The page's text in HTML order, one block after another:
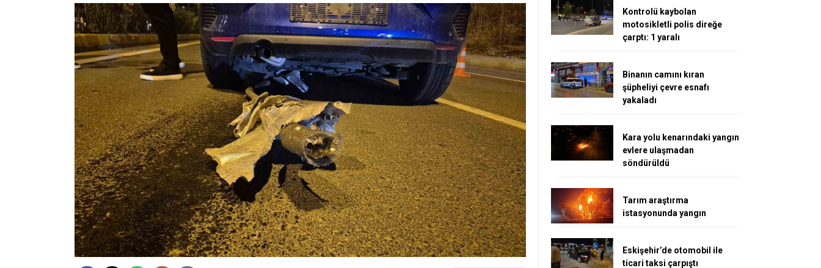
Kontrolü kaybolan
motosikletli polis direğe
çarptı: 1 yaralı
Binanın camını kıran
şüpheliyi çevre esnafı
yakaladı
Kara yolu kenarındaki yangın
evlere ulaşmadan
söndürüldü
Tarım araştırma
istasyonunda yangın
Eskişehir’de otomobil ile
ticari taksi çarpıştı